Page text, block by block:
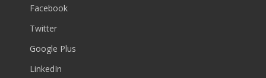
Facebook
Twitter
Google Plus
LinkedIn